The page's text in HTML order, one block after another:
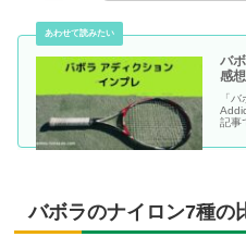
バ
感
「
記事
バボラのナイロン7種の